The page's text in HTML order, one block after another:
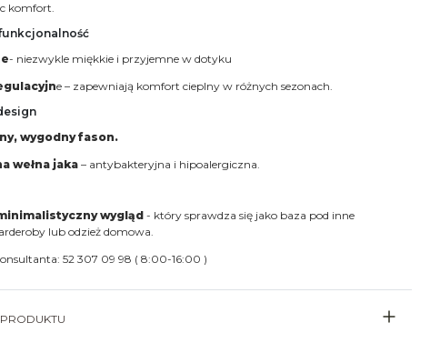
komfort.
- niezwykle miękkie i przyjemne w dotyku
e – zapewniają komfort cieplny w różnych sezonach.
wygodny fason.
wełna jaka – antybakteryjna i hipoalergiczna.
wygląd- który sprawdza się jako baza pod inne
lub odzież domowa.
52 307 09 98 ( 8:00-16:00 )